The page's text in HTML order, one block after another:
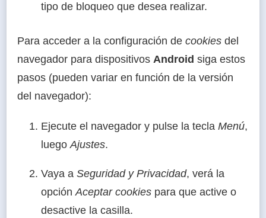
tipo de bloqueo que desea realizar.
Para acceder a la configuración de cookies del
navegador para dispositivos Android siga estos
pasos (pueden variar en función de la versión
del navegador):
Ejecute el navegador y pulse la tecla Menú,
luegoAjustes.
Vaya a Seguridad y Privacidad, verá la
opciónAceptar cookies para que active o
desactive la casilla.